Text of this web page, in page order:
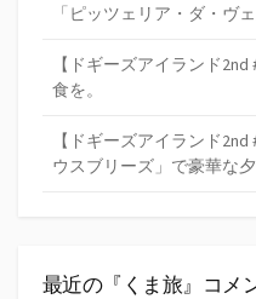
「ピッツェリア・ダ・ヴェ
【ドギーズアイランド
食を。
【ドギーズアイランド
ウスブリーズ」で豪華な
最近の『くま旅』コメ